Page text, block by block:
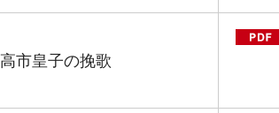
高市皇子の挽歌